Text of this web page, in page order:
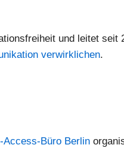
und leitet seit
verwirklichen.
Access-Büro Berlin